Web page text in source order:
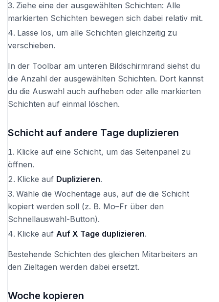
Ziehe eine der ausgewählten Schichten: Alle
markierten Schichten bewegen sich dabei relativ mit.
Lasse los, um alle Schichten gleichzeitig zu
verschieben.
In der Toolbar am unteren Bildschirmrand siehst du
die Anzahl der ausgewählten Schichten. Dort kannst
du die Auswahl auch aufheben oder alle markierten
Schichten auf einmal löschen.
Schicht auf andere Tage duplizieren
Klicke auf eine Schicht, um das Seitenpanel zu
öffnen.
Klicke auf Duplizieren.
Wähle die Wochentage aus, auf die die Schicht
kopiert werden soll (z. B. Mo–Fr über den
Schnellauswahl-Button).
Klicke auf Auf X Tage duplizieren.
Bestehende Schichten des gleichen Mitarbeiters an
den Zieltagen werden dabei ersetzt.
Woche kopieren